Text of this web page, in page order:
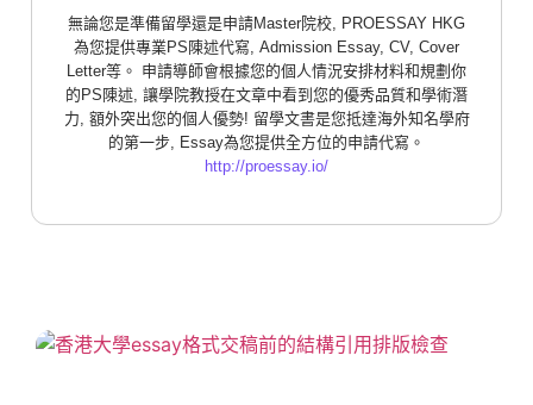
無論您是準備留學還是申請Master院校, PROESSAY HKG
為您提供專業PS陳述代寫, Admission Essay, CV, Cover
Letter等。 申請導師會根據您的個人情況安排材料和規劃你
的PS陳述, 讓學院教授在文章中看到您的優秀品質和學術潛
力, 額外突出您的個人優勢! 留學文書是您抵達海外知名學府
的第一步, Essay為您提供全方位的申請代寫。
http://proessay.io/